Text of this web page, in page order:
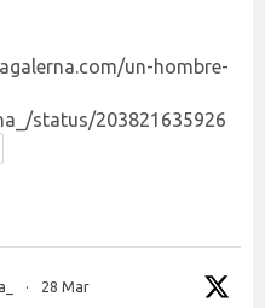
un-hombre-
status/203821635926
· 28 Mar